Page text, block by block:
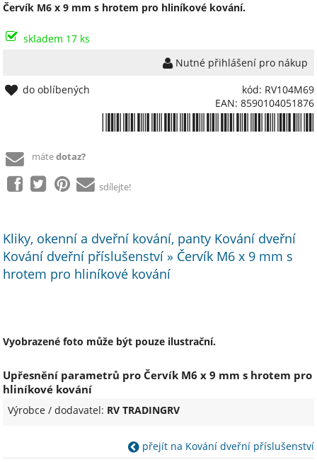
Červík M6 x 9 mm s hrotem pro hliníkové kování.
skladem 17 ks
Nutné přihlášení pro nákup
kód: RV104M69
EAN: 8590104051876
do oblíbených
mátedotaz?
sdílejte!
Kliky, okenní a dveřní kování, panty Kování dveřní
Kování dveřní příslušenství » Červík M6 x 9 mm s
hrotem pro hliníkové kování
Vyobrazené foto může být pouze ilustrační.
Upřesnění parametrů pro Červík M6 x 9 mm s hrotem pro
hliníkové kování
Výrobce / dodavatel: RV TRADINGRV
přejít na Kování dveřní příslušenství